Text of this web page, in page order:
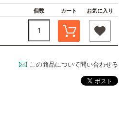
個数 カート お気に入り
この商品について問い合わせる